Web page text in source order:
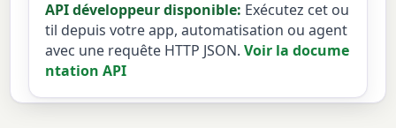
API développeur disponible: Exécutez cet ou
til depuis votre app, automatisation ou agent
avec une requête HTTP JSON. Voir la docume
ntation API